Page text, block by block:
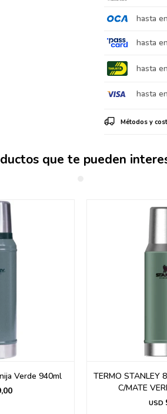
hasta en
hasta en
hasta en
hasta en
Métodos y
que te pueden
Verde 940ml
TERMO STANLEY
C/MATE
USD